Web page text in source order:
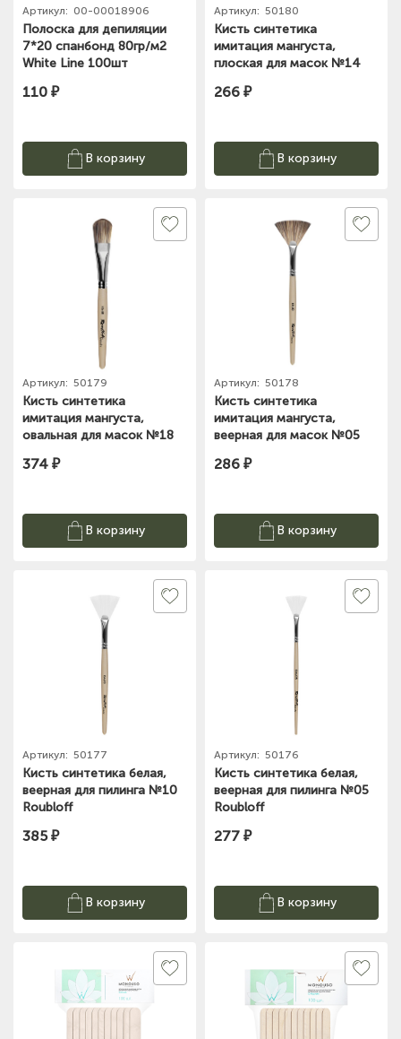
Артикул: 00-00018906
Полоска для депиляции
7*20 спанбонд 80гр/м2
White Line 100шт
110 ₽
В корзину
Артикул: 50180
Кисть синтетика
имитация мангуста,
плоская для масок №14
266 ₽
В корзину
Артикул: 50179
Кисть синтетика
имитация мангуста,
овальная для масок №18
374 ₽
В корзину
Артикул: 50178
Кисть синтетика
имитация мангуста,
веерная для масок №05
286 ₽
В корзину
Артикул: 50177
Кисть синтетика белая,
веерная для пилинга №10
Roubloff
385 ₽
В корзину
Артикул: 50176
Кисть синтетика белая,
веерная для пилинга №05
Roubloff
277 ₽
В корзину